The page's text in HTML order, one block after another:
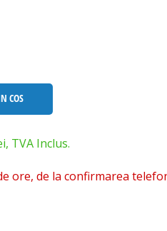
COS
TVA Inclus.
ore, de la confirmarea